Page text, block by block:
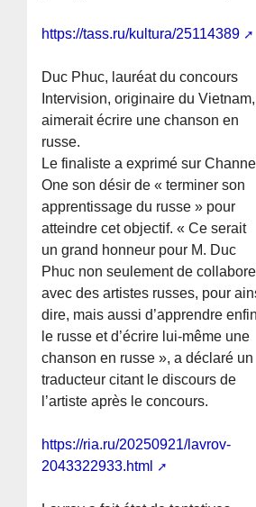
https://tass.ru/kultura/25114389
Duc Phuc, lauréat du concours
Intervision, originaire du Vietnam,
aimerait écrire une chanson en
russe.
Le finaliste a exprimé sur Channel
One son désir de « terminer son
apprentissage du russe » pour
atteindre cet objectif. « Ce serait
un grand honneur pour M. Duc
Phuc non seulement de
avec des artistes russes, pour
dire, mais aussi d’apprendre enfin
le russe et d’écrire lui-même une
chanson en russe », a déclaré un
traducteur citant le discours de
l’artiste après le concours.
https://ria.ru/20250921/lavrov-
2043322933.html